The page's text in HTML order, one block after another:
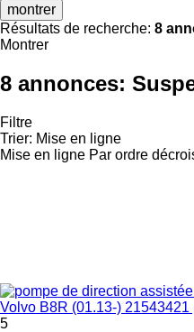
montrer
Résultats de recherche: 8
Montrer
8 annonces:
Filtre
Trier: Mise en ligne
Mise en ligne Par ordre
Volvo B8R (01.13-)
5